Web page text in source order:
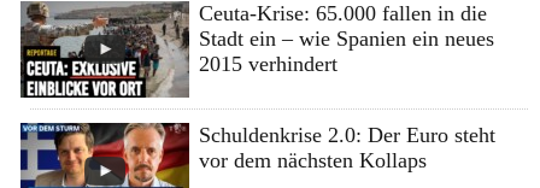
Ceuta-Krise: 65.000 fallen in die
Stadt ein – wie Spanien ein neues
2015 verhindert
Schuldenkrise 2.0: Der Euro steht
vor dem nächsten Kollaps